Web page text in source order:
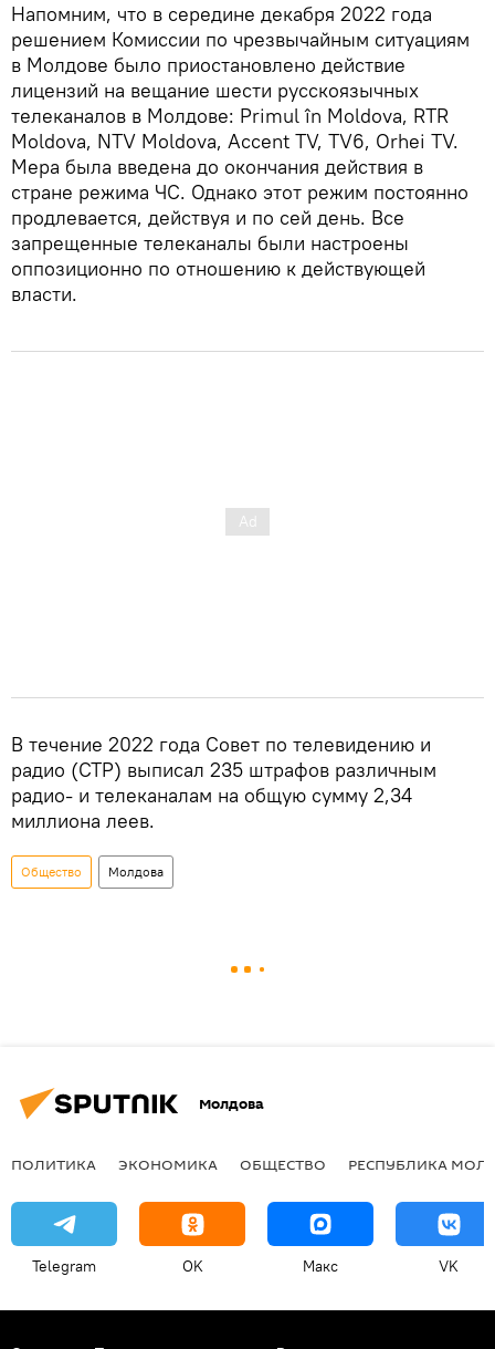
Напомним, что в середине декабря 2022 года
решением Комиссии по чрезвычайным ситуациям
в Молдове было приостановлено действие
лицензий на вещание шести русскоязычных
телеканалов в Молдове: Primul în Moldova, RTR
Moldova, NTV Moldova, Accent TV, TV6, Orhei TV.
Мера была введена до окончания действия в
стране режима ЧС. Однако этот режим постоянно
продлевается, действуя и по сей день. Все
запрещенные телеканалы были настроены
оппозиционно по отношению к действующей
власти.
В течение 2022 года Совет по телевидению и
радио (СТР) выписал 235 штрафов различным
радио- и телеканалам на общую сумму 2,34
миллиона леев.
Общество Молдова
Молдова
ПОЛИТИКА ЭКОНОМИКА ОБЩЕСТВО РЕСПУБЛИКА
Telegram OK Макс VK